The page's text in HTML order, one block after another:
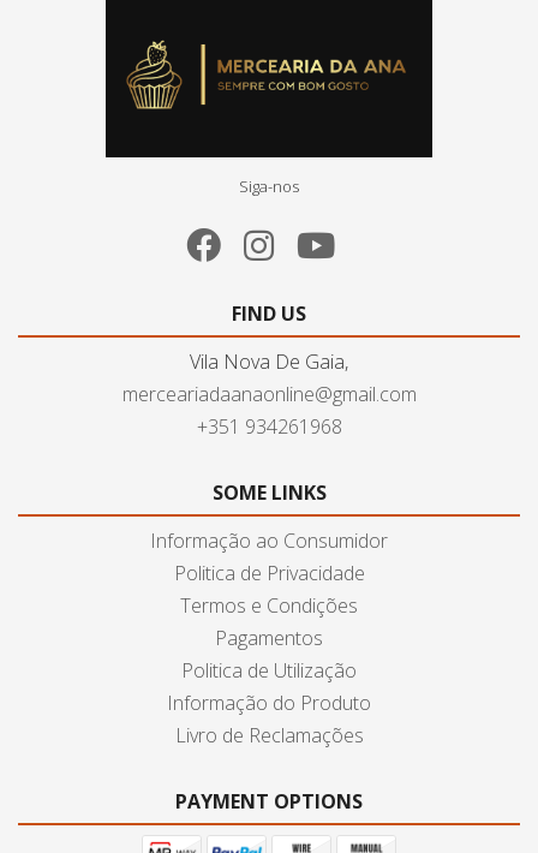
Siga-nos
FIND US
Vila Nova De Gaia,
merceariadaanaonline@gmail.com
+351 934261968
SOME LINKS
Informação ao Consumidor
Politica de Privacidade
Termos e Condições
Pagamentos
Politica de Utilização
Informação do Produto
Livro de Reclamações
PAYMENT OPTIONS